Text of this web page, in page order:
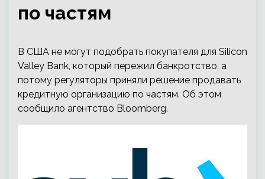
по частям
В США не могут подобрать покупателя для Silicon
Valley Bank, который пережил банкротство, а
потому регуляторы приняли решение продавать
кредитную организацию по частям. Об этом
сообщило агентство Bloomberg.